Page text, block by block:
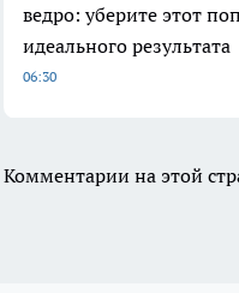
ведро: уберите этот
идеального результата
06:30
Комментарии на этой